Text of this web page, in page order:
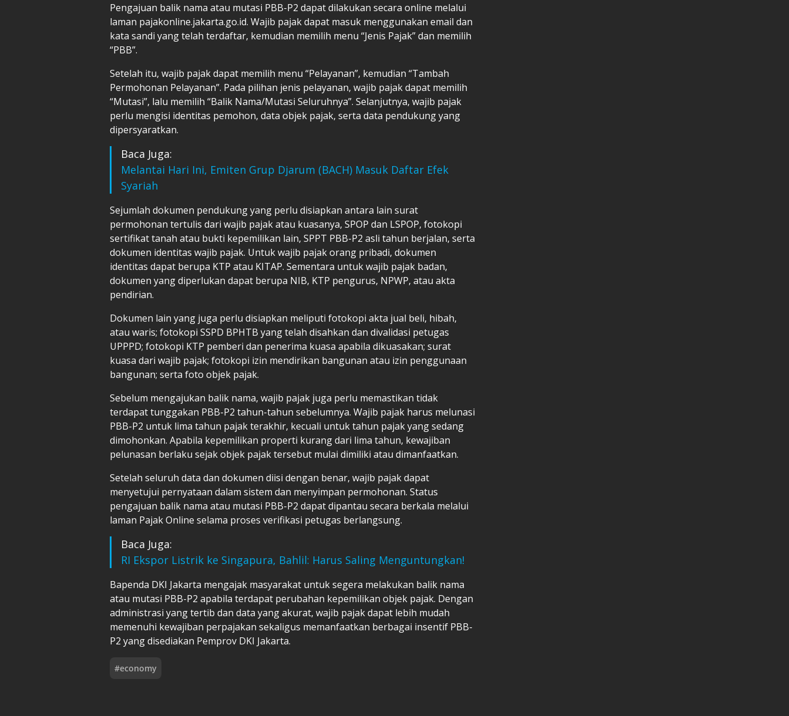
Pengajuan balik nama atau mutasi PBB-P2 dapat dilakukan secara online melalui
laman pajakonline.jakarta.go.id. Wajib pajak dapat masuk menggunakan email dan
kata sandi yang telah terdaftar, kemudian memilih menu “Jenis Pajak” dan memilih
“PBB”.
Setelah itu, wajib pajak dapat memilih menu “Pelayanan”, kemudian “Tambah
Permohonan Pelayanan”. Pada pilihan jenis pelayanan, wajib pajak dapat memilih
“Mutasi”, lalu memilih “Balik Nama/Mutasi Seluruhnya”. Selanjutnya, wajib pajak
perlu mengisi identitas pemohon, data objek pajak, serta data pendukung yang
dipersyaratkan.
Baca Juga:
Melantai Hari Ini, Emiten Grup Djarum (BACH) Masuk Daftar Efek
Syariah
Sejumlah dokumen pendukung yang perlu disiapkan antara lain surat
permohonan tertulis dari wajib pajak atau kuasanya, SPOP dan LSPOP, fotokopi
sertifikat tanah atau bukti kepemilikan lain, SPPT PBB-P2 asli tahun berjalan, serta
dokumen identitas wajib pajak. Untuk wajib pajak orang pribadi, dokumen
identitas dapat berupa KTP atau KITAP. Sementara untuk wajib pajak badan,
dokumen yang diperlukan dapat berupa NIB, KTP pengurus, NPWP, atau akta
pendirian.
Dokumen lain yang juga perlu disiapkan meliputi fotokopi akta jual beli, hibah,
atau waris; fotokopi SSPD BPHTB yang telah disahkan dan divalidasi petugas
UPPPD; fotokopi KTP pemberi dan penerima kuasa apabila dikuasakan; surat
kuasa dari wajib pajak; fotokopi izin mendirikan bangunan atau izin penggunaan
bangunan; serta foto objek pajak.
Sebelum mengajukan balik nama, wajib pajak juga perlu memastikan tidak
terdapat tunggakan PBB-P2 tahun-tahun sebelumnya. Wajib pajak harus melunasi
PBB-P2 untuk lima tahun pajak terakhir, kecuali untuk tahun pajak yang sedang
dimohonkan. Apabila kepemilikan properti kurang dari lima tahun, kewajiban
pelunasan berlaku sejak objek pajak tersebut mulai dimiliki atau dimanfaatkan.
Setelah seluruh data dan dokumen diisi dengan benar, wajib pajak dapat
menyetujui pernyataan dalam sistem dan menyimpan permohonan. Status
pengajuan balik nama atau mutasi PBB-P2 dapat dipantau secara berkala melalui
laman Pajak Online selama proses verifikasi petugas berlangsung.
Baca Juga:
RI Ekspor Listrik ke Singapura, Bahlil: Harus Saling Menguntungkan!
Bapenda DKI Jakarta mengajak masyarakat untuk segera melakukan balik nama
atau mutasi PBB-P2 apabila terdapat perubahan kepemilikan objek pajak. Dengan
administrasi yang tertib dan data yang akurat, wajib pajak dapat lebih mudah
memenuhi kewajiban perpajakan sekaligus memanfaatkan berbagai insentif PBB-
P2 yang disediakan Pemprov DKI Jakarta.
#economy